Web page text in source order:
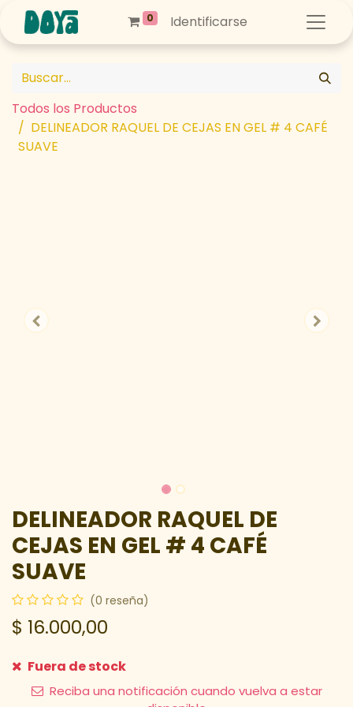
0 Identificarse
Todos los Productos
DELINEADOR RAQUEL DE CEJAS EN GEL # 4 CAFÉ
SUAVE
DELINEADOR RAQUEL DE
CEJAS EN GEL # 4 CAFÉ
SUAVE
(0 reseña)
$ 16.000,00
Fuera de stock
Reciba una notificación cuando vuelva a estar